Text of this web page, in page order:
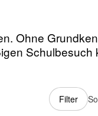
Ohne
Filter